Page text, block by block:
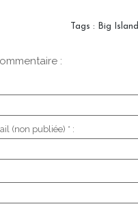
Tags : Big Island
:
(non publiée) * :